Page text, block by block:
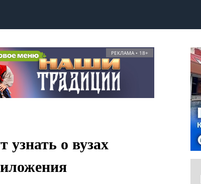
РЕКЛАМА • 18+
узнать о вузах